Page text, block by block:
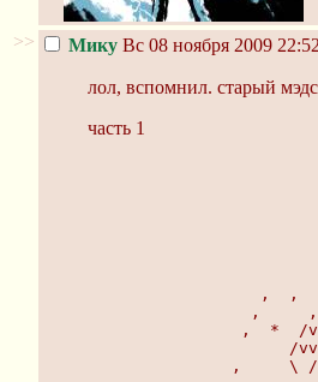
>> Мику Вс 08 ноября 2009
лол, вспомнил. старый
часть 1
,
,
,  *
/
,     \